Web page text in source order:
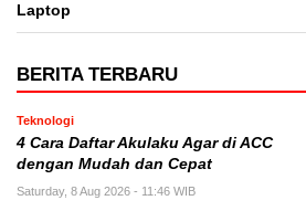
Laptop
BERITA TERBARU
Teknologi
4 Cara Daftar Akulaku Agar di ACC
dengan Mudah dan Cepat
Saturday, 8 Aug 2026 - 11:46 WIB